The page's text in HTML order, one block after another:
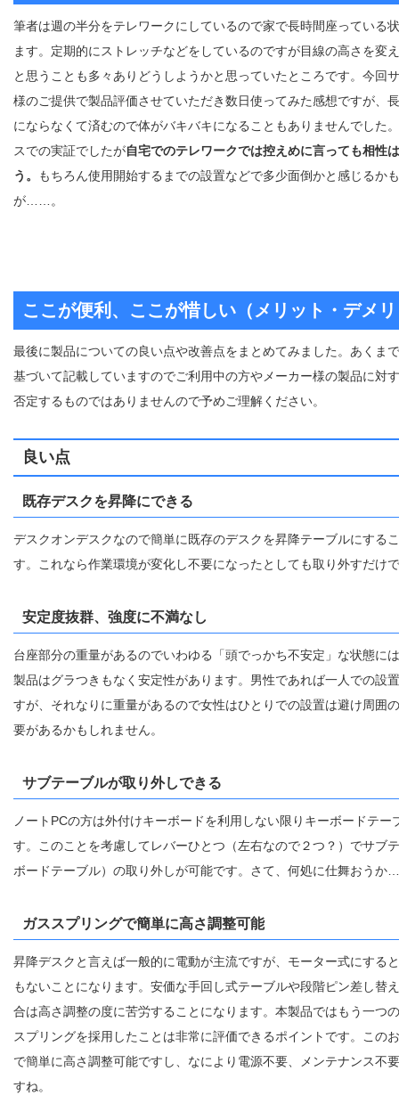
筆者は週の半分をテレワークにしているので家で長時間座っている
ます。定期的にストレッチなどをしているのですが目線の高さを変
と思うことも多々ありどうしようかと思っていたところです。今回
様のご提供で製品評価させていただき数日使ってみた感想ですが、
にならなくて済むので体がバキバキになることもありませんでした
スでの実証でしたが自宅でのテレワークでは控えめに言っても相性
う。
もちろん使用開始するまでの設置などで多少面倒かと感じるか
が……。
ここが便利、ここが惜しい（メリット・デメ
最後に製品についての良い点や改善点をまとめてみました。あくま
基づいて記載していますのでご利用中の方やメーカー様の製品に対
否定するものではありませんので予めご理解ください。
良い点
既存デスクを昇降にできる
デスクオンデスクなので簡単に既存のデスクを昇降テーブルにする
す。これなら作業環境が変化し不要になったとしても取り外すだけ
安定度抜群、強度に不満なし
台座部分の重量があるのでいわゆる「頭でっかち不安定」な状態に
製品はグラつきもなく安定性があります。男性であれば一人での設
すが、それなりに重量があるので女性はひとりでの設置は避け周囲
要があるかもしれません。
サブテーブルが取り外しできる
ノートPCの方は外付けキーボードを利用しない限りキーボードテー
す。このことを考慮してレバーひとつ（左右なので２つ？）でサブ
ボードテーブル）の取り外しが可能です。さて、何処に仕舞おう
ガススプリングで簡単に高さ調整可能
昇降デスクと言えば一般的に電動が主流ですが、モーター式にする
もないことになります。安価な手回し式テーブルや段階ピン差し替
合は高さ調整の度に苦労することになります。本製品ではもう一つ
スプリングを採用したことは非常に評価できるポイントです。この
で簡単に高さ調整可能ですし、なにより電源不要、メンテナンス不
すね。